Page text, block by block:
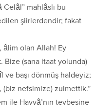
Celâl” mahlâslı bu
şiirlerdendir; fakat
âlim olan Allah! Ey
Bize (sana itaat yolunda)
ve başı dönmüş haldeyiz;
(biz nefsimize) zulmettik.”
ile Havvâ’nın tevbesine